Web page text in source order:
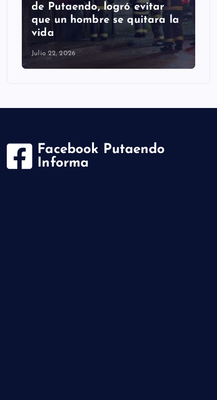
de Putaendo, logró evitar
que un hombre se quitara la
vida
Julio 22, 2026
Facebook Putaendo
Informa